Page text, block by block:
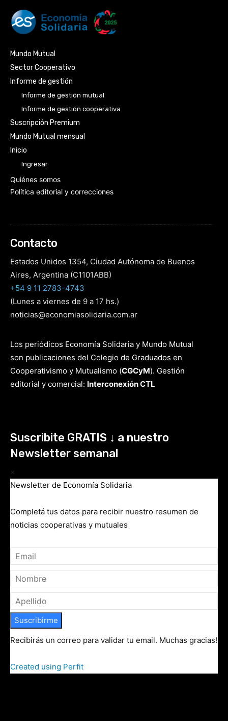
Mundo Mutual
Sector Cooperativo
Informe de gestión
Informe de gestión mutual
Informe de gestión cooperativa
Suscripción Premium
Mundo Mutual mensual
Inicio
Ingresar
Quiénes somos
Política editorial y correcciones
Contacto
Estados Unidos 1354, Ciudad Autónoma de Buenos
Aires, Argentina (C1101ABB)
+54 9 11 2783-4743
(Lunes a viernes de 9 a 17 hs.)
noticias@economiasolidaria.com.ar
Los periódicos Economía Solidaria y Mundo Mutual
son publicaciones del Colegio de Graduados en
Cooperativismo y Mutualismo (CGCyM). Gestión
editorial y comercial: Interconexión CTL
Suscribite GRATIS ↓ a nuestro
Newsletter semanal
×
Newsletter de Economía Solidaria
Completá tus datos para recibir nuestro resumen de
noticias cooperativas y mutuales
Suscribirme
Recibirás un correo para validar tu email. Muchas gracias!
Created using Perfit